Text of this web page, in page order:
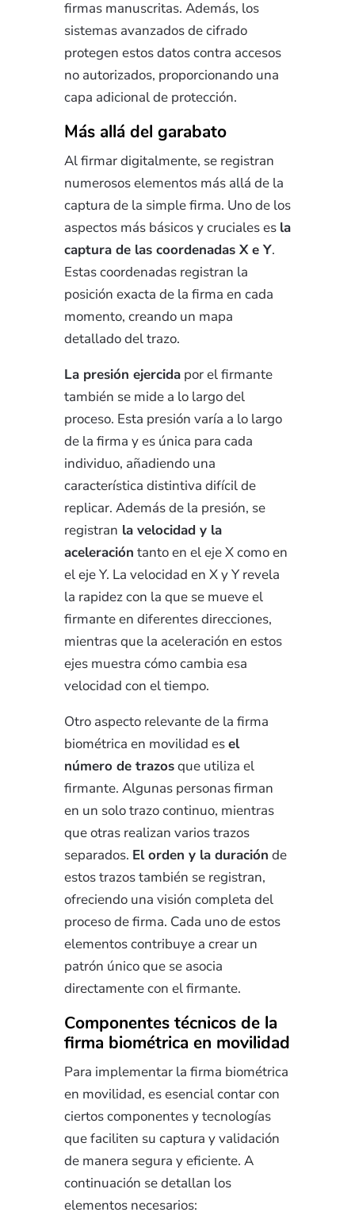
firmas manuscritas. Además, los
sistemas avanzados de cifrado
protegen estos datos contra accesos
no autorizados, proporcionando una
capa adicional de protección.
Más allá del garabato
Al firmar digitalmente, se registran
numerosos elementos más allá de la
captura de la simple firma. Uno de los
aspectos más básicos y cruciales es la
captura de las coordenadas X e Y.
Estas coordenadas registran la
posición exacta de la firma en cada
momento, creando un mapa
detallado del trazo.
La presión ejercidapor el firmante
también se mide a lo largo del
proceso. Esta presión varía a lo largo
de la firma y es única para cada
individuo, añadiendo una
característica distintiva difícil de
replicar. Además de la presión, se
registran la velocidad y la
aceleración tanto en el eje X como en
el eje Y. La velocidad en X y Y revela
la rapidez con la que se mueve el
firmante en diferentes direcciones,
mientras que la aceleración en estos
ejes muestra cómo cambia esa
velocidad con el tiempo.
Otro aspecto relevante de la firma
biométrica en movilidad esel
número de trazosque utiliza el
firmante. Algunas personas firman
en un solo trazo continuo, mientras
que otras realizan varios trazos
separados. El orden y la duración de
estos trazos también se registran,
ofreciendo una visión completa del
proceso de firma. Cada uno de estos
elementos contribuye a crear un
patrón único que se asocia
directamente con el firmante.
Componentes técnicos de la
firma biométrica en movilidad
Para implementar la firma biométrica
en movilidad, es esencial contar con
ciertos componentes y tecnologías
que faciliten su captura y validación
de manera segura y eficiente. A
continuación se detallan los
elementos necesarios: